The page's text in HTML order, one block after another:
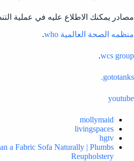
مصادر يمكنك الاطلاع عليه في عملية
منظمه الصحة العالمية who
.
wcs group
.
gototanks.
youtube
mollymaid
livingspaces
hgtv
a Fabric Sofa Naturally | Plumbs
Reupholstery